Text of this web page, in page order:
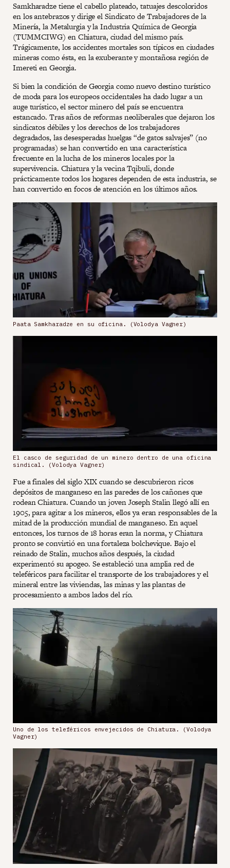
Samkharadze tiene el cabello plateado, tatuajes descoloridos
en los antebrazos y dirige el Sindicato de Trabajadores de la
Minería, la Metalurgia y la Industria Química de Georgia
(TUMMCIWG) en Chiatura, ciudad del mismo país.
Trágicamente, los accidentes mortales son típicos en ciudades
mineras como ésta, en la exuberante y montañosa región de
Imereti en Georgia.
Si bien la condición de Georgia como nuevo destino turístico
de moda para los europeos occidentales ha dado lugar a un
auge turístico, el sector minero del país se encuentra
estancado. Tras años de reformas neoliberales que dejaron los
sindicatos débiles y los derechos de los trabajadores
degradados, las desesperadas huelgas “de gatos salvajes” (no
programadas) se han convertido en una característica
frecuente en la lucha de los mineros locales por la
supervivencia. Chiatura y la vecina Tqibuli, donde
prácticamente todos los hogares dependen de esta industria, se
han convertido en focos de atención en los últimos años.
Paata Samkharadze en su oficina. (Volodya Vagner)
El casco de seguridad de un minero dentro de una oficina
sindical. (Volodya Vagner)
Fue a finales del siglo XIX cuando se descubrieron ricos
depósitos de manganeso en las paredes de los cañones que
rodean Chiatura. Cuando un joven Joseph Stalin llegó allí en
1905, para agitar a los mineros, ellos ya eran responsables de la
mitad de la producción mundial de manganeso. En aquel
entonces, los turnos de 18 horas eran la norma, y Chiatura
pronto se convirtió en una fortaleza bolchevique. Bajo el
reinado de Stalin, muchos años después, la ciudad
experimentó su apogeo. Se estableció una amplia red de
teleféricos para facilitar el transporte de los trabajadores y el
mineral entre las viviendas, las minas y las plantas de
procesamiento a ambos lados del río.
Uno de los teleféricos envejecidos de Chiatura. (Volodya
Vagner)